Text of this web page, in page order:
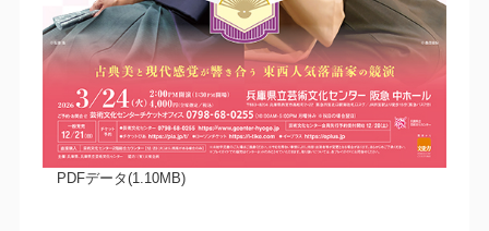
PDFデータ(1.10MB)